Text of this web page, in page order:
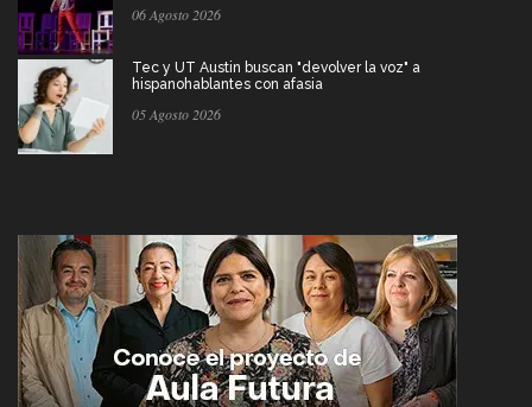
06 Agosto 2026
Tec y UT Austin buscan "devolver la voz" a
hispanohablantes con afasia
05 Agosto 2026